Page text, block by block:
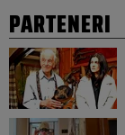
PARTENERI